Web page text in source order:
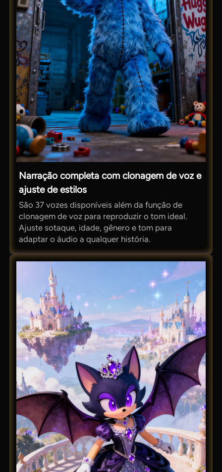
Narração completa com clonagem de voz e
ajuste de estilos
São 37 vozes disponíveis além da função de
clonagem de voz para reproduzir o tom ideal.
Ajuste sotaque, idade, gênero e tom para
adaptar o áudio a qualquer história.